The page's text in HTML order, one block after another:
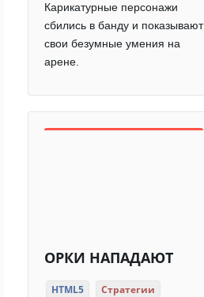
Карикатурные персонажи
сбились в банду и показывают
свои безумные умения на
арене.
ОРКИ НАПАДАЮТ
HTML5 Стратегии